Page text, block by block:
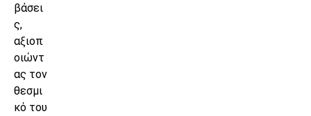
βάσει
ς,
αξιοπ
οιώντ
ας τον
θεσμι
κό του